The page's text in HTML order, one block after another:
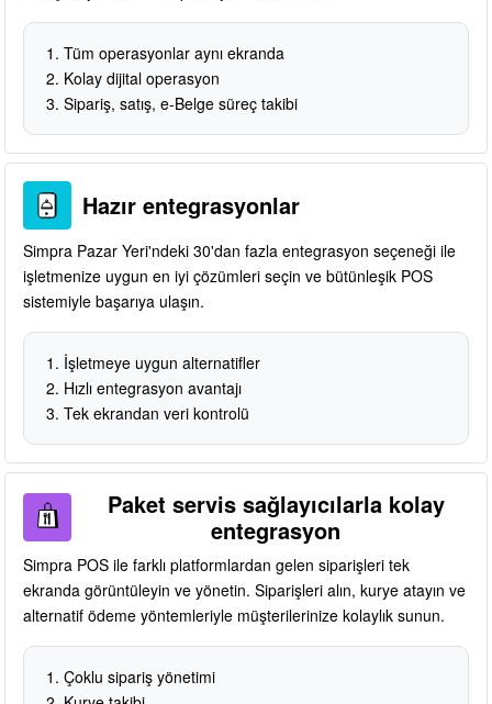
Tüm operasyonlar aynı ekranda
Kolay dijital operasyon
Sipariş, satış, e-Belge süreç takibi
Hazır entegrasyonlar
Simpra Pazar Yeri'ndeki 30'dan fazla entegrasyon seçeneği ile
işletmenize uygun en iyi çözümleri seçin ve bütünleşik POS
sistemiyle başarıya ulaşın.
İşletmeye uygun alternatifler
Hızlı entegrasyon avantajı
Tek ekrandan veri kontrolü
Paket servis sağlayıcılarla kolay
entegrasyon
Simpra POS ile farklı platformlardan gelen siparişleri tek
ekranda görüntüleyin ve yönetin. Siparişleri alın, kurye atayın ve
alternatif ödeme yöntemleriyle müşterilerinize kolaylık sunun.
Çoklu sipariş yönetimi